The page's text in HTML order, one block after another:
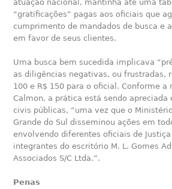
atuação nacional, mantinha até uma
“gratificações” pagas aos oficiais que
cumprimento de mandados de busca e
em favor de seus clientes.
Uma busca bem sucedida implicava
as diligências negativas, ou frustradas,
100 e R$ 150 para o oficial. Conforme a
Calmon, a prática está sendo apreciada
civis públicas, “uma vez que o
Grande do Sul disseminou ações em
envolvendo diferentes oficiais de
integrantes do escritório M. L. Gomes
Associados S/C Ltda.”.
Penas